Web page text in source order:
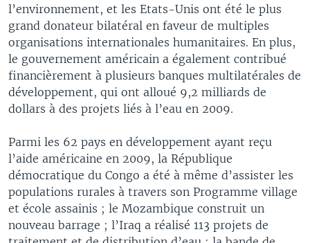
l’environnement, et les Etats-Unis ont été le plus
grand donateur bilatéral en faveur de multiples
organisations internationales humanitaires. En plus,
le gouvernement américain a également contribué
financièrement à plusieurs banques multilatérales de
développement, qui ont alloué 9,2 milliards de
dollars à des projets liés à l’eau en 2009.
Parmi les 62 pays en développement ayant reçu
l’aide américaine en 2009, la République
démocratique du Congo a été à même d’assister les
populations rurales à travers son Programme village
et école assainis ; le Mozambique construit un
nouveau barrage ; l’Iraq a réalisé 113 projets de